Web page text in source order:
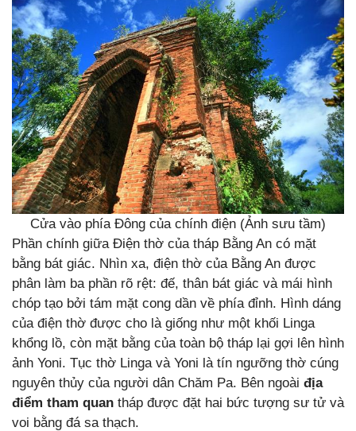
Cửa vào phía Đông của chính điện (Ảnh sưu tầm)
Phần chính giữa Điện thờ của tháp Bằng An có mặt
bằng bát giác. Nhìn xa, điện thờ của Bằng An được
phân làm ba phần rõ rệt: đế, thân bát giác và mái hình
chóp tạo bởi tám mặt cong dần về phía đỉnh. Hình dáng
của điện thờ được cho là giống như một khối Linga
khổng lồ, còn mặt bằng của toàn bộ tháp lại gợi lên hình
ảnh Yoni. Tục thờ Linga và Yoni là tín ngưỡng thờ cúng
nguyên thủy của người dân Chăm Pa. Bên ngoài địa
điểm tham quan tháp được đặt hai bức tượng sư tử và
voi bằng đá sa thạch.